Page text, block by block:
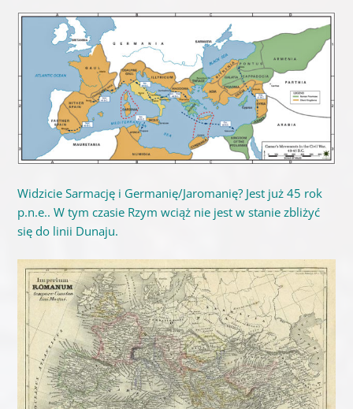
Widzicie Sarmację i Germanię/Jaromanię? Jest już 45 rok
p.n.e.. W tym czasie Rzym wciąż nie jest w stanie zbliżyć
się do linii Dunaju.